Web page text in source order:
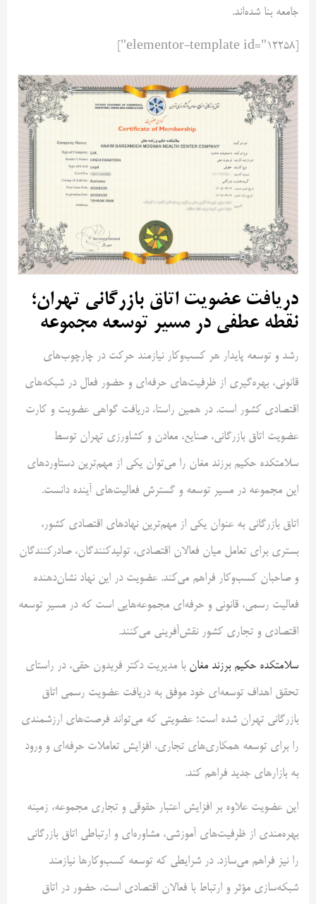
جامعه بنا شده‌اند.
دریافت عضویت اتاق بازرگانی تهران؛
نقطه عطفی در مسیر توسعه مجموعه
رشد و توسعه پایدار هر کسب‌وکار نیازمند حرکت در چارچوب‌های
قانونی، بهره‌گیری از ظرفیت‌های حرفه‌ای و حضور فعال در شبکه‌های
اقتصادی کشور است. در همین راستا، دریافت گواهی عضویت و کارت
عضویت اتاق بازرگانی، صنایع، معادن و کشاورزی تهران توسط
سلامتکده حکیم برزند مغان را می‌توان یکی از مهم‌ترین دستاوردهای
این مجموعه در مسیر توسعه و گسترش فعالیت‌های آینده دانست.
اتاق بازرگانی به عنوان یکی از مهم‌ترین نهادهای اقتصادی کشور،
بستری برای تعامل میان فعالان اقتصادی، تولیدکنندگان، صادرکنندگان
و صاحبان کسب‌وکار فراهم می‌کند. عضویت در این نهاد نشان‌دهنده
فعالیت رسمی، قانونی و حرفه‌ای مجموعه‌هایی است که در مسیر توسعه
اقتصادی و تجاری کشور نقش‌آفرینی می‌کنند.
سلامتکده حکیم برزند مغان با مدیریت دکتر فریدون حقی، در راستای
تحقق اهداف توسعه‌ای خود موفق به دریافت عضویت رسمی اتاق
بازرگانی تهران شده است؛ عضویتی که می‌تواند فرصت‌های ارزشمندی
را برای توسعه همکاری‌های تجاری، افزایش تعاملات حرفه‌ای و ورود
به بازارهای جدید فراهم کند.
این عضویت علاوه بر افزایش اعتبار حقوقی و تجاری مجموعه، زمینه
بهره‌مندی از ظرفیت‌های آموزشی، مشاوره‌ای و ارتباطی اتاق بازرگانی
را نیز فراهم می‌سازد. در شرایطی که توسعه کسب‌وکارها نیازمند
شبکه‌سازی مؤثر و ارتباط با فعالان اقتصادی است، حضور در اتاق